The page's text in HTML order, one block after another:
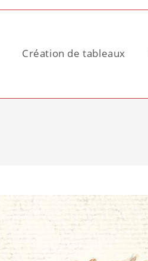
Création de tableaux